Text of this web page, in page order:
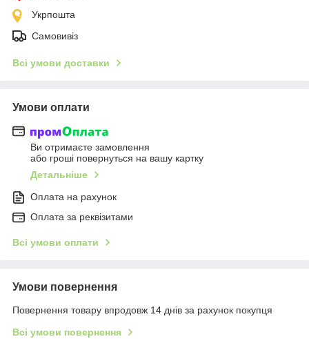
Укрпошта
Самовивіз
Всі умови доставки
Умови оплати
Ви отримаєте замовлення
або гроші повернуться на вашу картку
Детальніше
Оплата на рахунок
Оплата за реквізитами
Всі умови оплати
Умови повернення
Повернення товару впродовж 14 днів за рахунок покупця
Всі умови повернення